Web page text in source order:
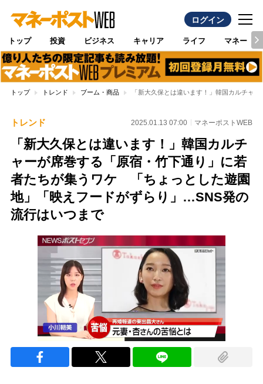
ログイン
トップ 投資 ビジネス キャリア ライフ マネー
トップ トレンド ブーム・商品 「新大久保とは違います！」韓国カルチャ
トレンド 2025.01.13 07:00 マネーポストWEB
「新大久保とは違います！」韓国カルチ
ャーが席巻する「原宿・竹下通り」に若
者たちが集うワケ 「ちょっとした遊園
地」「映えフードがずらり」…SNS発の
流行はいつまで